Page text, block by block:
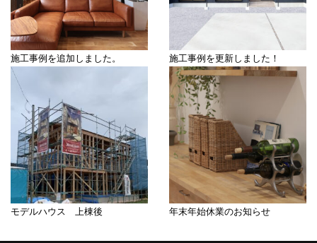
施工事例を追加しました。 施工事例を更新しました！
モデルハウス 上棟後 年末年始休業のお知らせ